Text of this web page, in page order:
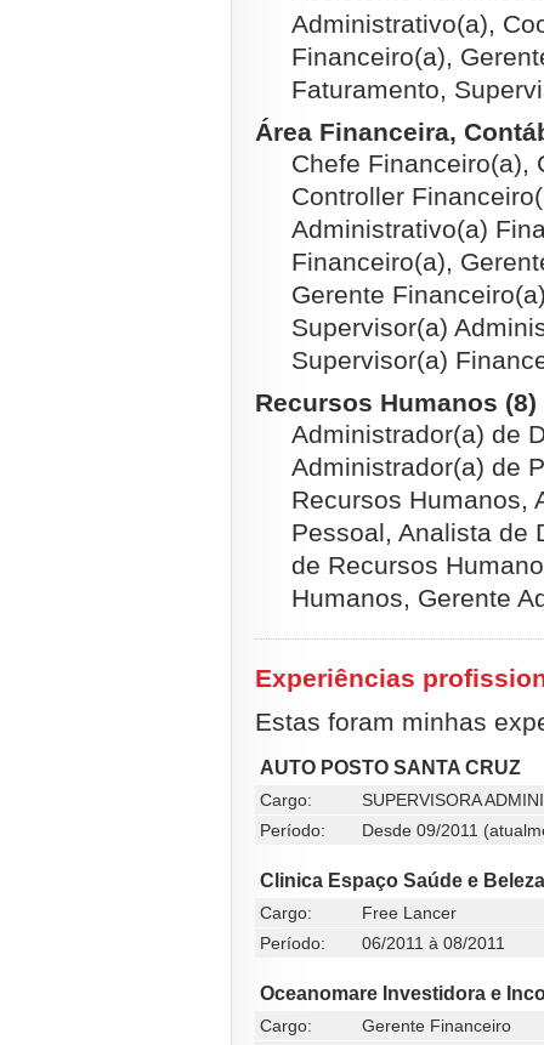
Administrativo(a),
Financeiro(a),
Faturamento,
Área Financeira,
Chefe Financeiro(a),
Controller
Administrativo(a)
Financeiro(a),
Gerente
Supervisor(a)
Supervisor(a)
Recursos Humanos (8)
Administrador(a) de
Administrador(a) de
Recursos Humanos,
Pessoal, Analista de
de Recursos
Humanos, Gerente
Experiências
Estas foram minhas
AUTO POSTO SANTA CRUZ
Cargo:
SUPERVISORA
Período:
Desde 09/2011
Clinica Espaço Saúde e Beleza
Cargo:
Free Lancer
Período:
06/2011 à 08/2011
Oceanomare Investidora e
Cargo:
Gerente Financeiro